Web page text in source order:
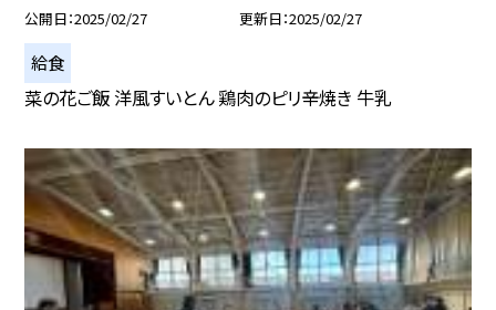
公開日 2025/02/27 更新日 2025/02/27
給食
菜の花ご飯 洋風すいとん 鶏肉のピリ辛焼き 牛乳